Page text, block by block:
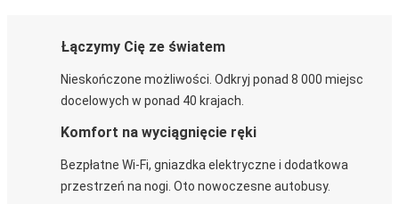
Łączymy Cię ze światem
Nieskończone możliwości. Odkryj ponad 8 000 miejsc
docelowych w ponad 40 krajach.
Komfort na wyciągnięcie ręki
Bezpłatne Wi-Fi, gniazdka elektryczne i dodatkowa
przestrzeń na nogi. Oto nowoczesne autobusy.